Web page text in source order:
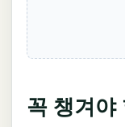
꼭 챙겨야